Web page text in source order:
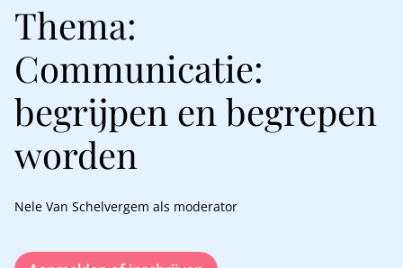
Thema:
Communicatie:
begrijpen en begrepen
worden
Nele Van Schelvergem als moderator